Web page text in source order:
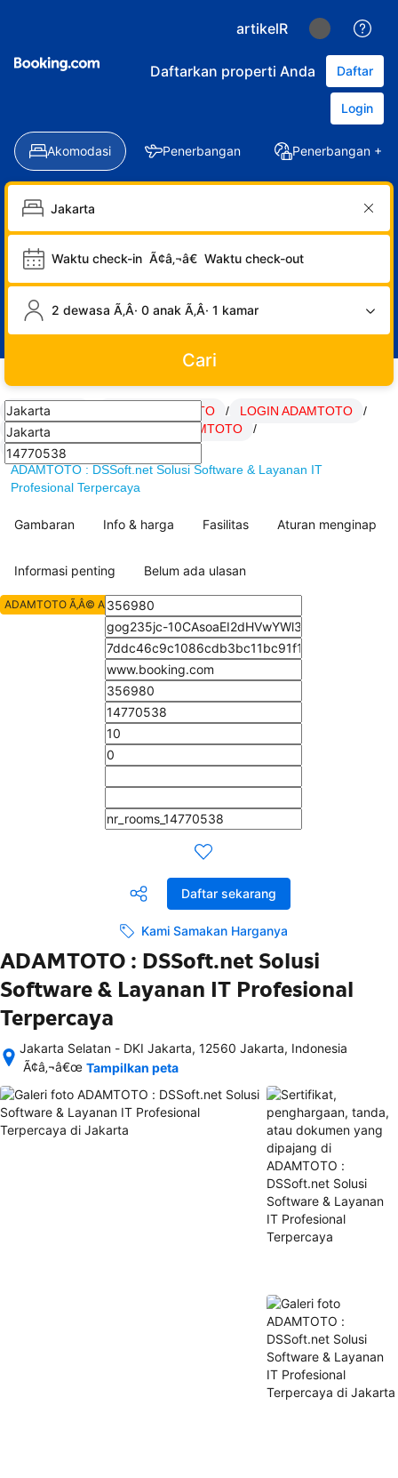
artikelR
Daftarkan properti Anda Daftar
Login
Akomodasi Penerbangan Penerbangan +
Waktu check-in Ã¢â‚¬â€ Waktu check-out
2 dewasa Ã‚Â· 0 anak Ã‚Â· 1 kamar
Cari
ADAMTOTO Daftar ADAMTOTO / LOGIN ADAMTOTO
/
Link ADAMTOTO
SITUS ADAMTOTO
/
artikel Hoki ADAMTOTO
/
ADAMTOTO : DSSoft.net Solusi Software & Layanan IT
Profesional Terpercaya
Gambaran Info & harga Fasilitas Aturan menginap
Informasi penting Belum ada ulasan
Daftar sekarang
Kami Samakan Harganya
ADAMTOTO Ã‚Â© All Rights Reserved
ADAMTOTO : DSSoft.net Solusi
Software & Layanan IT Profesional
Terpercaya
Jakarta Selatan - DKI Jakarta, 12560 Jakarta, Indonesia
Setelah
semua
rincian
akomodasi
Ã¢â‚¬â€œ Tampilkan peta